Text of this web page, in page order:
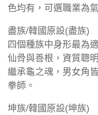
色均有，可選職業為
盡族/韓國原設(盡族)
四個種族中身形最為
仙骨與善根，資質聰
繼承龜之魂，男女角
拳師。
坤族/韓國原設(坤族)